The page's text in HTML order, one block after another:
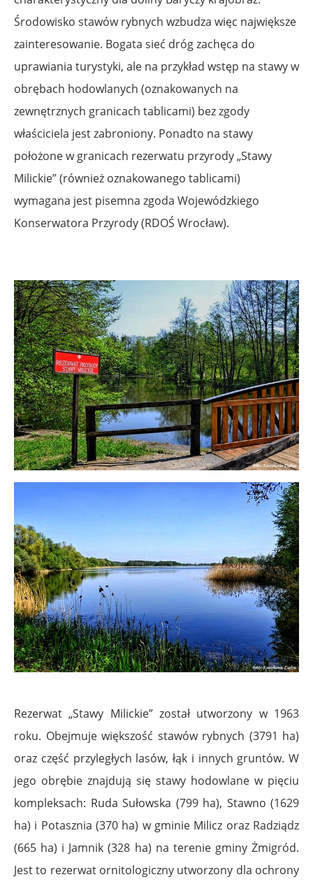
Środowisko stawów rybnych wzbudza więc największe
zainteresowanie. Bogata sieć dróg zachęca do
uprawiania turystyki, ale na przykład wstęp na stawy w
obrębach hodowlanych (oznakowanych na
zewnętrznych granicach tablicami) bez zgody
właściciela jest zabroniony. Ponadto na stawy
położone w granicach rezerwatu przyrody „Stawy
Milickie” (również oznakowanego tablicami)
wymagana jest pisemna zgoda Wojewódzkiego
Konserwatora Przyrody (RDOŚ Wrocław).
Rezerwat „Stawy Milickie” został utworzony w 1963
roku. Obejmuje większość stawów rybnych (3791 ha)
oraz część przyległych lasów, łąk i innych gruntów. W
jego obrębie znajdują się stawy hodowlane w pięciu
kompleksach: Ruda Sułowska (799 ha), Stawno (1629
ha) i Potasznia (370 ha) w gminie Milicz oraz Radziądz
(665 ha) i Jamnik (328 ha) na terenie gminy Żmigród.
Jest to rezerwat ornitologiczny utworzony dla ochrony